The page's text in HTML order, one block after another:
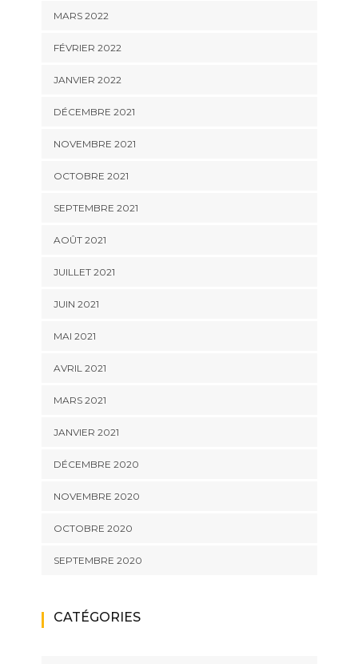
MARS 2022
FÉVRIER 2022
JANVIER 2022
DÉCEMBRE 2021
NOVEMBRE 2021
OCTOBRE 2021
SEPTEMBRE 2021
AOÛT 2021
JUILLET 2021
JUIN 2021
MAI 2021
AVRIL 2021
MARS 2021
JANVIER 2021
DÉCEMBRE 2020
NOVEMBRE 2020
OCTOBRE 2020
SEPTEMBRE 2020
CATÉGORIES